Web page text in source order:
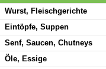
Wurst, Fleischgerichte
Eintöpfe, Suppen
Senf, Saucen, Chutneys
Öle, Essige